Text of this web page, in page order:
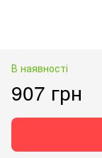
В наявності
907 грн